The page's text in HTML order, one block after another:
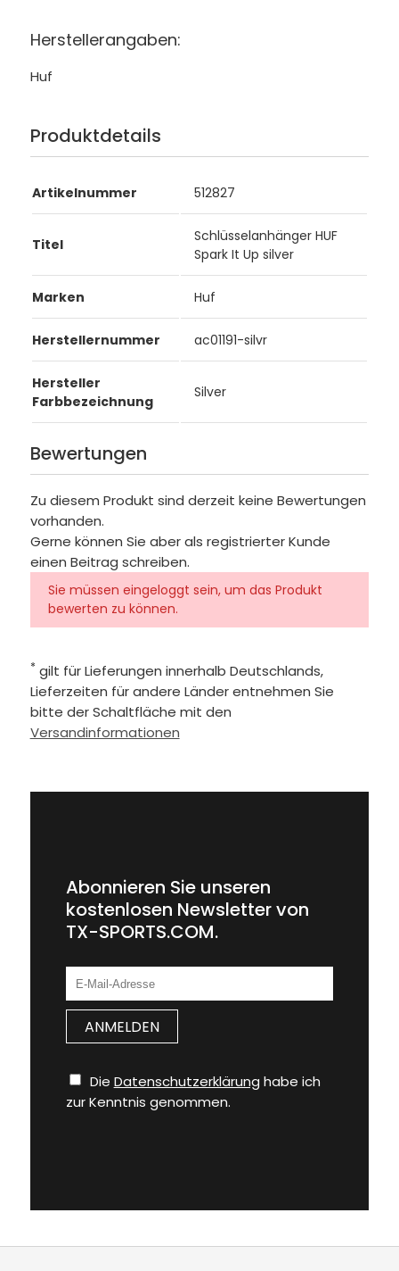
Herstellerangaben:
Huf
Produktdetails
Artikelnummer 512827
Titel
Schlüsselanhänger HUF
Spark It Up silver
Marken Huf
Herstellernummer ac01191-silvr
Hersteller
Farbbezeichnung
Silver
Bewertungen
Zu diesem Produkt sind derzeit keine Bewertungen
vorhanden.
Gerne können Sie aber als registrierter Kunde
einen Beitrag schreiben.
Sie müssen eingeloggt sein, um das Produkt
bewerten zu können.
* gilt für Lieferungen innerhalb Deutschlands,
Lieferzeiten für andere Länder entnehmen Sie
bitte der Schaltfläche mit den
Versandinformationen
Abonnieren Sie unseren
kostenlosen Newsletter von
TX-SPORTS.COM.
Die Datenschutzerklärung habe ich
zur Kenntnis genommen.